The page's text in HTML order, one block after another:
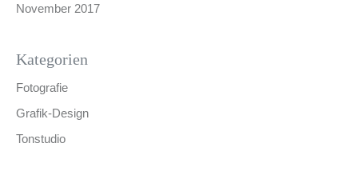
November 2017
Kategorien
Fotografie
Grafik-Design
Tonstudio